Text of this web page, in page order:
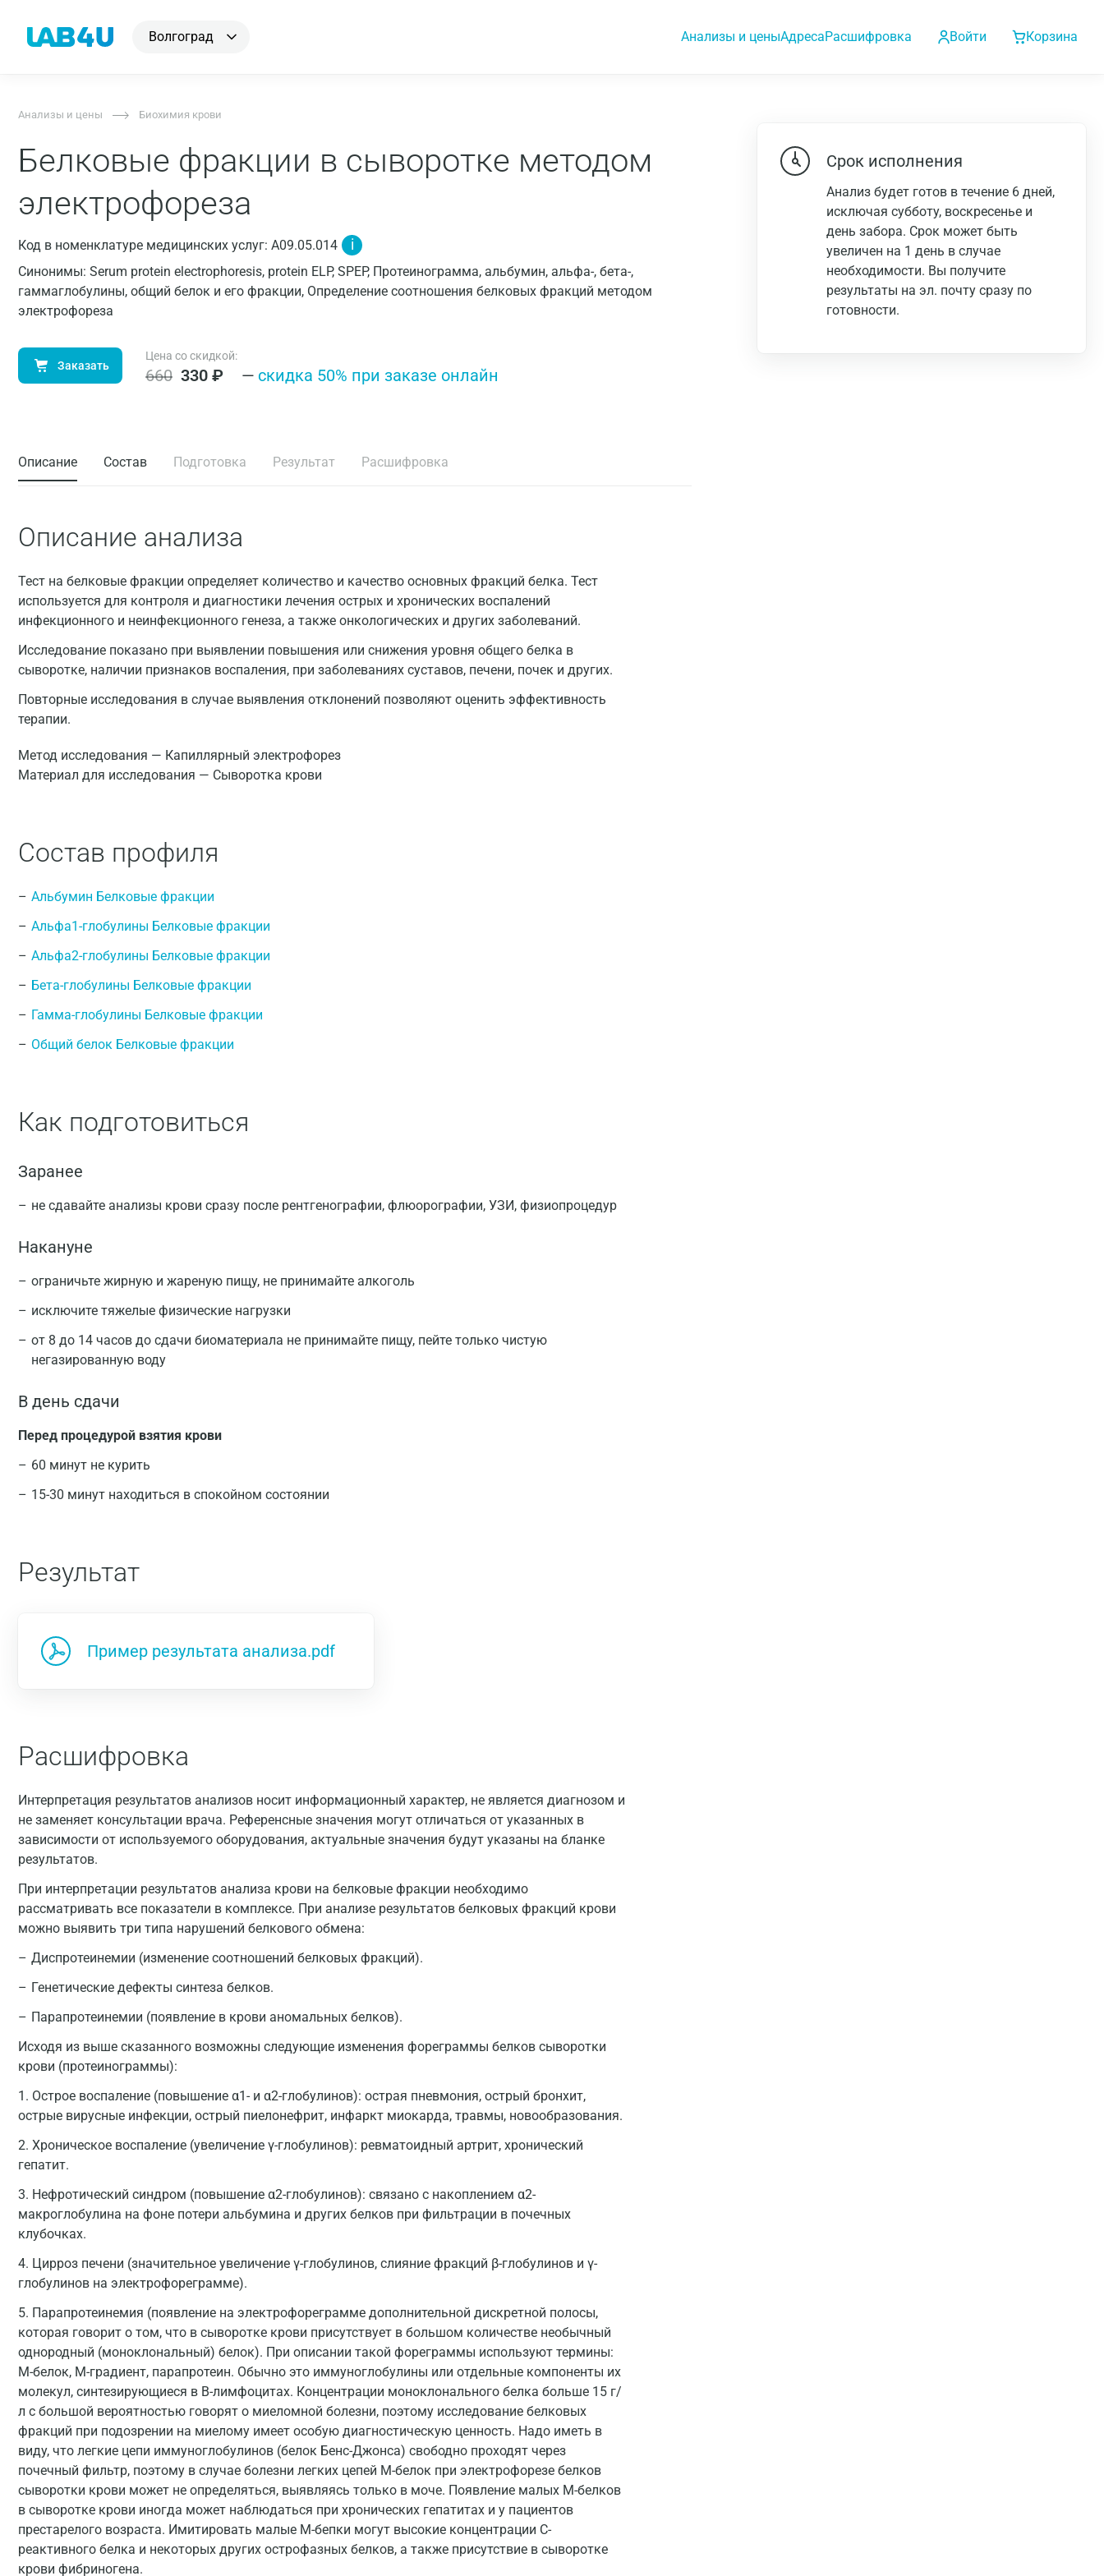
Волгоград Анализы и ценыАдресаРасшифровка Войти Корзина
Анализы и цены Биохимия крови
Белковые фракции в сыворотке методом
электрофореза
Код в номенклатуре медицинских услуг: A09.05.014 i
Синонимы: Serum protein electrophoresis, protein ELP, SPEP, Протеинограмма, альбумин, альфа-, бета-,
гаммаглобулины, общий белок и его фракции, Определение соотношения белковых фракций методом
электрофореза
Заказать
Цена со скидкой:
660 330 ₽ — cкидка 50% при заказе онлайн
Описание Состав Подготовка Результат Расшифровка
Описание анализа
Тест на белковые фракции определяет количество и качество основных фракций белка. Тест
используется для контроля и диагностики лечения острых и хронических воспалений
инфекционного и неинфекционного генеза, а также онкологических и других заболеваний.
Исследование показано при выявлении повышения или снижения уровня общего белка в
сыворотке, наличии признаков воспаления, при заболеваниях суставов, печени, почек и других.
Повторные исследования в случае выявления отклонений позволяют оценить эффективность
терапии.
Метод исследования — Капиллярный электрофорез
Материал для исследования — Сыворотка крови
Состав профиля
Альбумин Белковые фракции
Альфа1-глобулины Белковые фракции
Альфа2-глобулины Белковые фракции
Бета-глобулины Белковые фракции
Гамма-глобулины Белковые фракции
Общий белок Белковые фракции
Как подготовиться
Заранее
не сдавайте анализы крови сразу после рентгенографии, флюорографии, УЗИ, физиопроцедур
Накануне
ограничьте жирную и жареную пищу, не принимайте алкоголь
исключите тяжелые физические нагрузки
от 8 до 14 часов до сдачи биоматериала не принимайте пищу, пейте только чистую
негазированную воду
В день сдачи
Перед процедурой взятия крови
60 минут не курить
15-30 минут находиться в спокойном состоянии
Результат
Пример результата анализа.pdf
Расшифровка
Интерпретация результатов анализов носит информационный характер, не является диагнозом и
не заменяет консультации врача. Референсные значения могут отличаться от указанных в
зависимости от используемого оборудования, актуальные значения будут указаны на бланке
результатов.
При интерпретации результатов анализа крови на белковые фракции необходимо
рассматривать все показатели в комплексе. При анализе результатов белковых фракций крови
можно выявить три типа нарушений белкового обмена:
Диспротеинемии (изменение соотношений белковых фракций).
Генетические дефекты синтеза белков.
Парапротеинемии (появление в крови аномальных белков).
Исходя из выше сказанного возможны следующие изменения фореграммы белков сыворотки
крови (протеинограммы):
1. Острое воспаление (повышение α1- и α2-глобулинов): острая пневмония, острый бронхит,
острые вирусные инфекции, острый пиелонефрит, инфаркт миокарда, травмы, новообразования.
2. Хроническое воспаление (увеличение γ-глобулинов): ревматоидный артрит, хронический
гепатит.
3. Нефротический синдром (повышение α2-глобулинов): связано с накоплением α2-
макроглобулина на фоне потери альбумина и других белков при фильтрации в почечных
клубочках.
4. Цирроз печени (значительное увеличение γ-глобулинов, слияние фракций β-глобулинов и γ-
глобулинов на электрофореграмме).
5. Парапротеинемия (появление на электрофореграмме дополнительной дискретной полосы,
которая говорит о том, что в сыворотке крови присутствует в большом количестве необычный
однородный (моноклональный) белок). При описании такой фореграммы используют термины:
М-белок, М-градиент, парапротеин. Обычно это иммуноглобулины или отдельные компоненты их
молекул, синтезирующиеся в В-лимфоцитах. Концентрации моноклонального белка больше 15 г/
л с большой вероятностью говорят о миеломной болезни, поэтому исследование белковых
фракций при подозрении на миелому имеет особую диагностическую ценность. Надо иметь в
виду, что легкие цепи иммуноглобулинов (белок Бенс-Джонса) свободно проходят через
почечный фильтр, поэтому в случае болезни легких цепей М-белок при электрофорезе белков
сыворотки крови может не определяться, выявляясь только в моче. Появление малых М-белков
в сыворотке крови иногда может наблюдаться при хронических гепатитах и у пациентов
престарелого возраста. Имитировать малые М-бепки могут высокие концентрации С-
реактивного белка и некоторых других острофазных белков, а также присутствие в сыворотке
крови фибриногена.
Срок исполнения
Анализ будет готов в течение 6 дней,
исключая субботу, воскресенье и
день забора. Срок может быть
увеличен на 1 день в случае
необходимости. Вы получите
результаты на эл. почту сразу по
готовности.
Санкт-Петербург
Нижний Новгород
Казань
Альметьевск
Балашиха
Брянск
Великий Новгород
Владимир
Волжский
Воронеж
Всеволожск
Гатчина
Геленджик
Голубое
Дзержинск
Дмитров